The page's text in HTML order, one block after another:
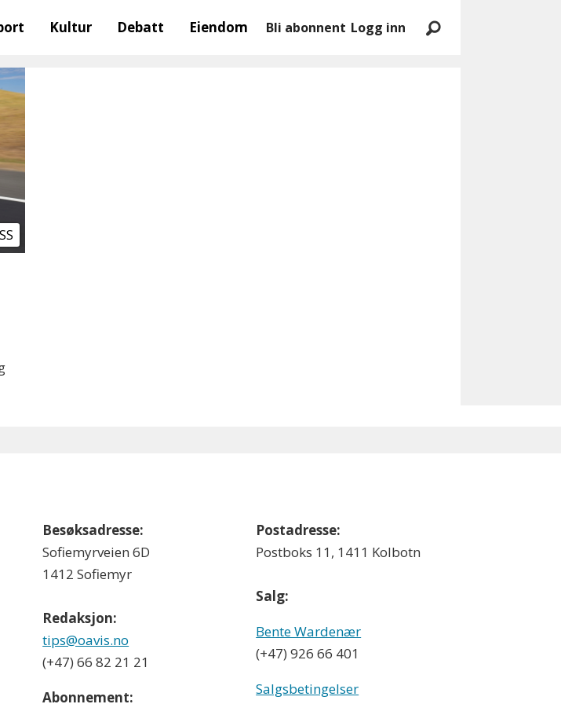
Kultur Debatt Eiendom Bli abonnent Logg inn
Besøksadresse:
Sofiemyrveien 6D
1412 Sofiemyr
Redaksjon:
tips@oavis.no
(+47) 66 82 21 21
Abonnement:
Postadresse:
Postboks 11, 1411 Kolbotn
Salg:
Bente Wardenær
(+47) 926 66 401
Salgsbetingelser